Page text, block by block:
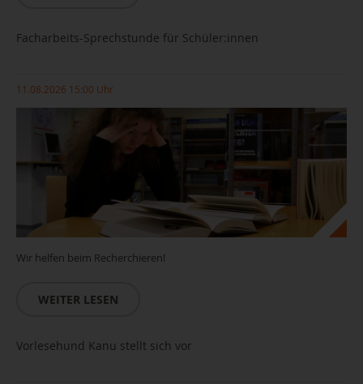
Facharbeits-Sprechstunde für Schüler:innen
11.08.2026 15:00 Uhr
Wir helfen beim Recherchieren!
WEITER LESEN
Vorlesehund Kanu stellt sich vor